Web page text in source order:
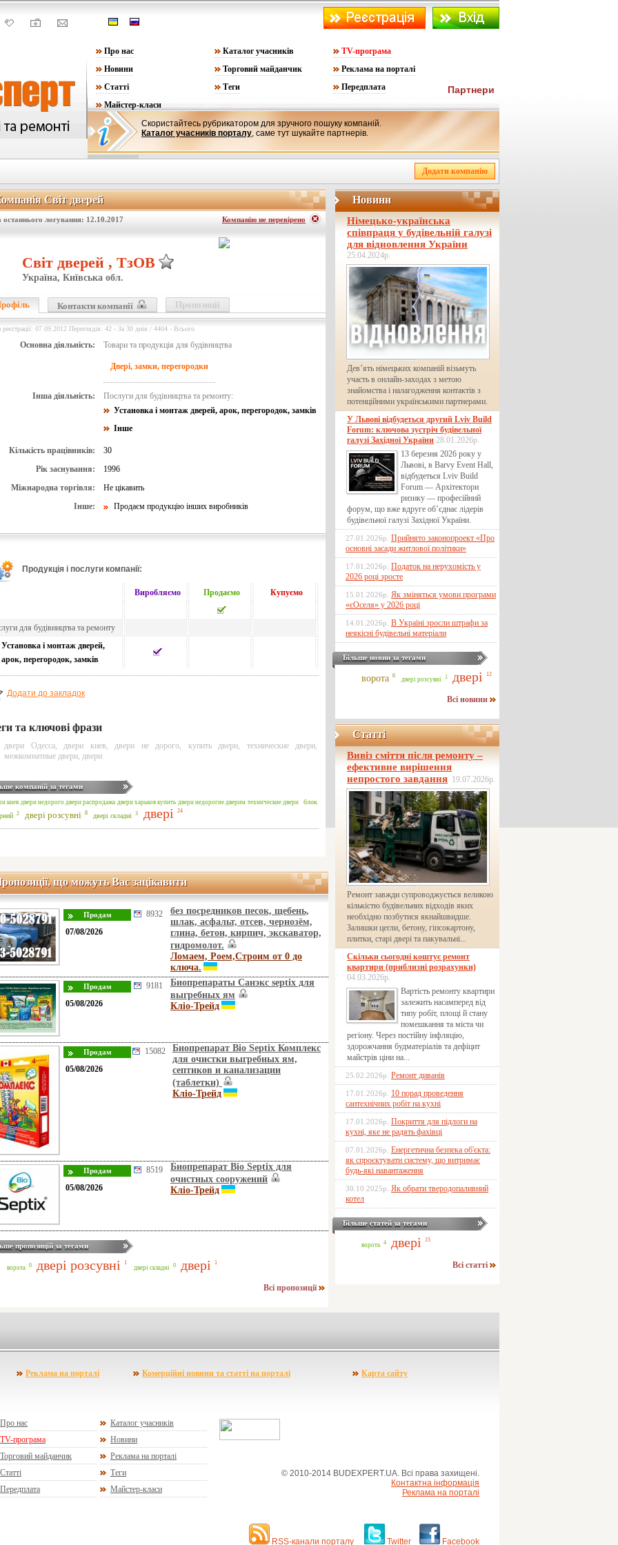
Про нас Каталог учасників
TV-програма
Новини
Торговий майданчик
Реклама на порталі
Статті
Теги
Передплата
Майстер-класи
Партнери
Скористайтесь рубрикатором для зручного пошуку компаній.
Каталог учасників порталу, саме тут шукайте партнерів.
Світ дверей
Світ дверей
останнього логування: 12.10.2017 Компанію не перевірено
Світ дверей , ТзОВ
Україна, Київська обл.
Контакти компанії Пропозиції
реєстрації: 07.09.2012 Переглядів: 42 - За 30 днів / 4404 - Всього
Основна діяльність: Товари та продукція для будівництва
Двері, замки, перегородки
Інша діяльність:
Послуги для будівництва та ремонту:
Установка і монтаж дверей, арок, перегородок, замків
Інше
Кількість працівників:
30
Рік заснування:
1996
Міжнародна торгівля:
Не цікавить
Інше:
Продаєм продукцію інших виробників
Продукція і послуги компанії:
Виробляємо Продаємо Купуємо
для будівництва та ремонту
Установка і монтаж дверей,
арок, перегородок, замків
Додати до закладок
та ключові фрази
двери Одесса, двери киев, двери не дорого, купить двери, технические двери,
межкомнатные двери, двери
компаній за тегами
киев двери недорого двери распродажа двери харьков купить двери недорогие дверим технические двери
блок
2 двері розсувні 8 двері складні 3 двері 24
що можуть Вас зацікавити
07/08/2026
8932
без посредников песок, щебень,
шлак, асфальт, отсев, чернозём,
глина, бетон, кирпич, экскаватор,
гидромолот.
Ломаем, Роем,Строим от 0 до
ключа.
05/08/2026
9181
Биопрепараты Санэкс septix для
выгребных ям
Кліо-Трейд
05/08/2026
15082
Биопрепарат Bio Septix Комплекс
для очистки выгребных ям,
септиков и канализации
(таблетки)
Кліо-Трейд
05/08/2026
8519
Биопрепарат Bio Septix для
очистных сооружений
Кліо-Трейд
пропозицій за тегами
ворота 0 двері розсувні 1
двері складні 0 двері 1
Всі пропозиції
Новини
Німецько-українська
співпраця у будівельній галузі
для відновлення України
25.04.2024р.
Дев’ять німецьких компаній візьмуть
участь в онлайн-заходах з метою
знайомства і налагодження контактів з
потенційними українськими партнерами.
У Львові відбудеться другий Lviv Build
Forum: ключова зустріч будівельної
галузі Західної України 28.01.2026р.
13 березня 2026 року у
Львові, в Barvy Event Hall,
відбудеться Lviv Build
Forum — Архітектори
ризику — професійний
форум, що вже вдруге об’єднає лідерів
будівельної галузі Західної України.
27.01.2026р. Прийнято законопроект «Про
основні засади житлової політики»
17.01.2026р. Податок на нерухомість у
2026 році зросте
15.01.2026р. Як зміняться умови програми
«єОселя» у 2026 році
14.01.2026р. В Україні зросли штрафи за
неякісні будівельні матеріали
Більше новин за тегами
ворота 6
двері розсувні 1 двері 12
Всі новини
Статті
Вивіз сміття після ремонту –
ефективне вирішення
непростого завдання 19.07.2026р.
Ремонт завжди супроводжується великою
кількістю будівельних відходів яких
необхідно позбутися якнайшвидше.
Залишки цегли, бетону, гіпсокартону,
плитки, старі двері та пакувальні...
Скільки сьогодні коштує ремонт
квартири (приблизні розрахунки)
04.03.2026р.
Вартість ремонту квартири
залежить насамперед від
типу робіт, площі й стану
помешкання та міста чи
регіону. Через постійну інфляцію,
здорожчання будматеріалів та дефіцит
майстрів ціни на...
25.02.2026р. Ремонт диванів
17.01.2026р.
10 порад проведення
сантехнічних робіт на кухні
17.01.2026р. Покриття для підлоги на
кухні, яке не радять фахівці
07.01.2026р. Енергетична безпека об'єкта:
як спроєктувати систему, що витримає
будь-які навантаження
30.10.2025р.
Як обрати тверодопаливний
котел
Більше статей за тегами
ворота 4 двері 15
Всі статті
Реклама на порталі Комерційні новини та статті на порталі Карта сайту
Про нас
Каталог учасників
TV-програма
Новини
Торговий майданчик
Реклама на порталі
Статті
Теги
Передплата
Майстер-класи
© 2010-2014 BUDEXPERT.UA. Всі права захищені.
Контактна інформація
Реклама на порталі
RSS-канали порталу Twitter Facebook